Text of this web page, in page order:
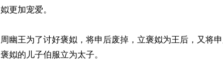
姒更加宠爱。
周幽王为了讨好褒姒，将申后废掉，立褒姒为王后，又将
褒姒的儿子伯服立为太子。